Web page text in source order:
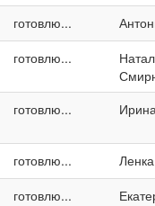
готовлю...
готовлю...
готовлю...
готовлю...
готовлю...